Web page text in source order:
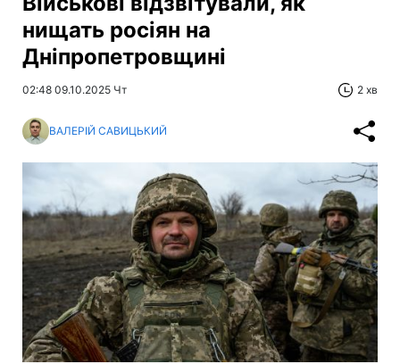
нищать росіян на
Дніпропетровщині
02:48 09.10.2025 Чт 2 хв
ВАЛЕРІЙ САВИЦЬКИЙ